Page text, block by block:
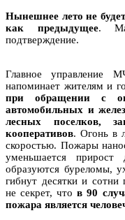
Нынешнее лето не
как предыдущее.
подтверждение.
Главное управление
напоминает жителям и
при обращении с
автомобильных и
лесных поселков,
кооперативов. Огонь в
скоростью. Пожары
уменьшается прирост
образуются буреломы,
гибнут десятки и сотни
не секрет, чтов 90
пожара является